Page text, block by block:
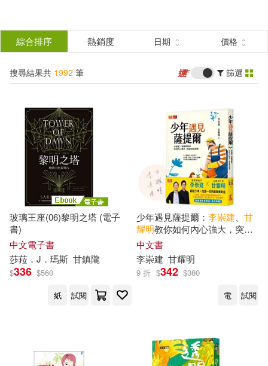
結
分類 (單選)
所有商品(1992) 圖書(1628)
影音(54)
美食(3)
設計文具(5) 休閒生活(15)
婦幼生活(4) 鞋包配件(70)
票券(1) 寵物生活(1)
玲廊滿藝(1) 故宮精品(1)
(可複選)
甘耀明(52)
何建明(21) 李曉明(16)
李居明(15) 本書編寫組編(10)
展開
出版社 (可複選)
綜合排序 熱銷度 日期 價格
搜尋結果共 1992 筆 篩選
玻璃王座(06)黎明之塔 (電子
書)
中文電子書
莎菈．J．瑪斯 甘鎮隴
$336 $560
紙
試閱
少年遇見薩提爾： 李崇建
甘
耀明教你如何內心強大，突破
成長困境(限量雙作家簽名版)
中文書
李崇建 甘耀明
9 折 $342 $380
電
試閱